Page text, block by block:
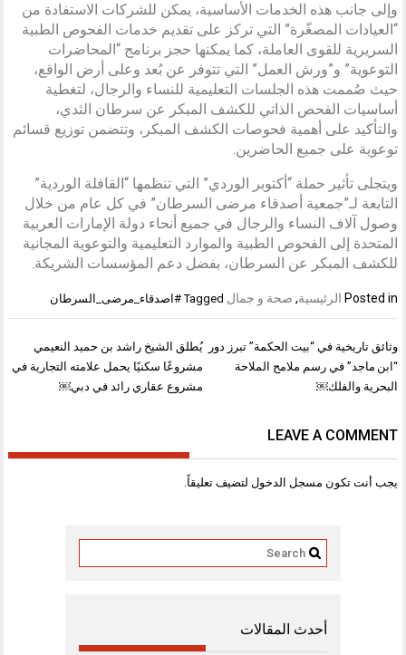
وإلى جانب هذه الخدمات الأساسية، يمكن للشركات الاستفادة من
“العيادات المصغّرة” التي تركز على تقديم خدمات الفحوص الطبية
السريرية للقوى العاملة، كما يمكنها حجز برنامج “المحاضرات
التوعوية” و”ورش العمل” التي تتوفر عن بُعد وعلى أرض الواقع،
حيث صُممت هذه الجلسات التعليمية للنساء والرجال، لتغطية
أساسيات الفحص الذاتي للكشف المبكر عن سرطان الثدي،
والتأكيد على أهمية فحوصات الكشف المبكر، وتتضمن توزيع قسائم
توعوية على جميع الحاضرين.
ويتجلى تأثير حملة “أكتوبر الوردي” التي تنظمها “القافلة الوردية”
التابعة لـ”جمعية أصدقاء مرضى السرطان” في كل عام من خلال
وصول آلاف النساء والرجال في جميع أنحاء دولة الإمارات العربية
المتحدة إلى الفحوص الطبية والموارد التعليمية والتوعوية المجانية
للكشف المبكر عن السرطان، بفضل دعم المؤسسات الشريكة.
Posted in الرئيسية, صحة و جمال Tagged #اصدقاء_مرضى_السرطان
تصفّح
المقالات
يُطلق الشيخ راشد بن حميد النعيمي
مشروعًا سكنيًا يحمل علامته التجارية في
مشروع عقاري رائد في دبي￼
وثائق تاريخية في “بيت الحكمة” تبرز دور
“ابن ماجد” في رسم ملامح الملاحة
البحرية والفلك￼
LEAVE A COMMENT
يجب أنت تكون مسجل الدخول لتضيف تعليقاً.
أحدث المقالات